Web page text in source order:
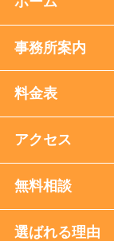
事務所案内
料金表
アクセス
無料相談
選ばれる理由